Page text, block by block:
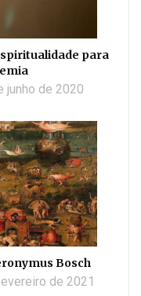
para
junho de 2020
Bosch
de 2021